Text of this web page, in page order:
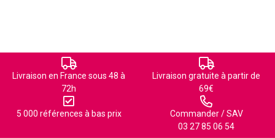
Livraison en France sous 48 à
72h
Livraison gratuite à partir de
69€
5 000 références à bas prix
Commander / SAV
03 27 85 06 54